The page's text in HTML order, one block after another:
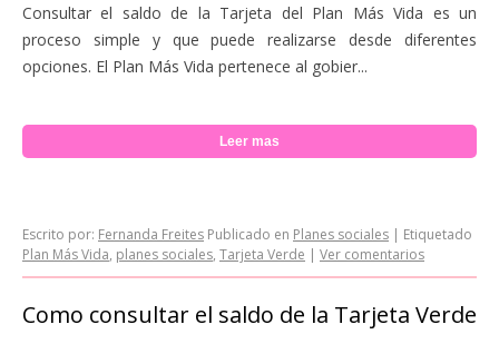
Consultar el saldo de la Tarjeta del Plan Más Vida es un
proceso simple y que puede realizarse desde diferentes
opciones. El Plan Más Vida pertenece al gobier...
Leer mas
Escrito por: Fernanda Freites Publicado en Planes sociales | Etiquetado
Plan Más Vida, planes sociales, Tarjeta Verde | Ver comentarios
Como consultar el saldo de la Tarjeta Verde